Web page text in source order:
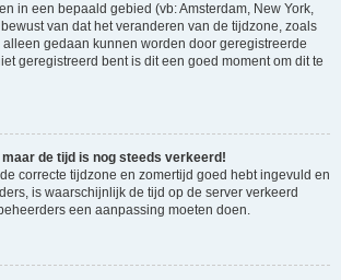
in een bepaald gebied (vb: Amsterdam, New York,
van dat het veranderen van de tijdzone, zoals
gedaan kunnen worden door geregistreerde
geregistreerd bent is dit een goed moment om dit te
maar de tijd is nog steeds verkeerd!
correcte tijdzone en zomertijd goed hebt ingevuld en
is waarschijnlijk de tijd op de server verkeerd
een aanpassing moeten doen.